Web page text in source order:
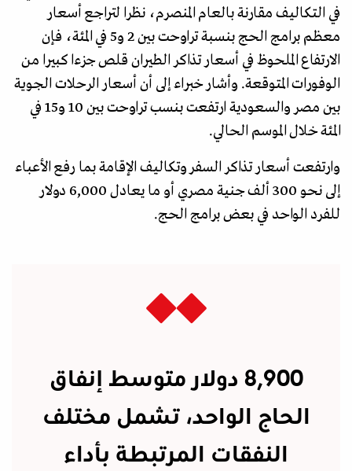
في التكاليف مقارنة بالعام المنصرم، نظرا لتراجع أسعار
معظم برامج الحج بنسبة تراوحت بين 2 و5 في المئة، فإن
الارتفاع الملحوظ في أسعار تذاكر الطيران قلص جزءا كبيرا من
الوفورات المتوقعة. وأشار خبراء إلى أن أسعار الرحلات الجوية
بين مصر والسعودية ارتفعت بنسب تراوحت بين 10 و15 في
المئة خلال الموسم الحالي.
وارتفعت أسعار تذاكر السفر وتكاليف الإقامة بما رفع الأعباء
إلى نحو 300 ألف جنية مصري أو ما يعادل 6,000 دولار
للفرد الواحد في بعض برامج الحج.
8,900 دولار متوسط إنفاق
الحاج الواحد، تشمل مختلف
النفقات المرتبطة بأداء